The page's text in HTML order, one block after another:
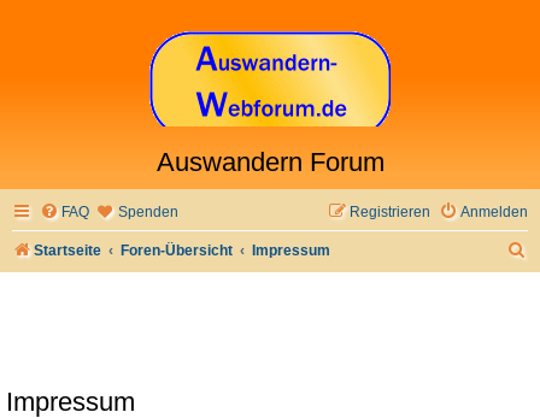
Auswandern Forum
FAQ Spenden Anmelden
Registrieren
Startseite Foren-Übersicht Impressum
Impressum